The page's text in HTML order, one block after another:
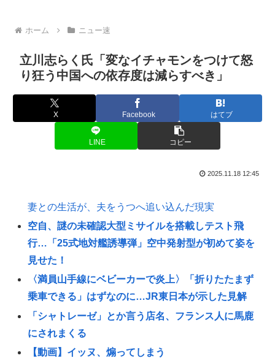
ホーム ニュー速
立川志らく氏「変なイチャモンをつけて怒
り狂う中国への依存度は減らすべき」
X Facebook はてブ
LINE コピー
2025.11.18 12:45
妻との生活が、夫をうつへ追い込んだ現実
空自、謎の未確認大型ミサイルを搭載しテスト飛
行…「25式地対艦誘導弾」空中発射型が初めて姿を
見せた！
〈満員山手線にベビーカーで炎上〉「折りたたまず
乗車できる」はずなのに…JR東日本が示した見解
「シャトレーゼ」とか言う店名、フランス人に馬鹿
にされまくる
【動画】イッヌ、煽ってしまう